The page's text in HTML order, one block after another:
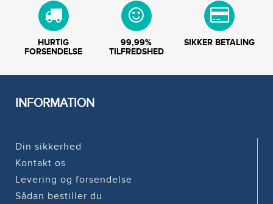
HURTIG
FORSENDELSE
99,99%
TILFREDSHED
SIKKER BETALING
INFORMATION
Din sikkerhed
Kontakt os
Levering og forsendelse
Sådan bestiller du